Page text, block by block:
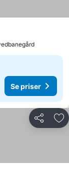
Se priser
Del